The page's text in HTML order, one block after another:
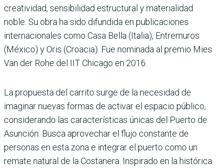
creatividad, sensibilidad estructural y materialidad
noble. Su obra ha sido difundida en publicaciones
internacionales como Casa Bella (Italia), Entremuros
(México) y Oris (Croacia). Fue nominada al premio Mies
Van der Rohe del IIT Chicago en 2016.
La propuesta del carrito surge de la necesidad de
imaginar nuevas formas de activar el espacio público,
considerando las características únicas del Puerto de
Asunción. Busca aprovechar el flujo constante de
personas en esta zona e integrar el puerto como un
remate natural de la Costanera. Inspirado en la histórica